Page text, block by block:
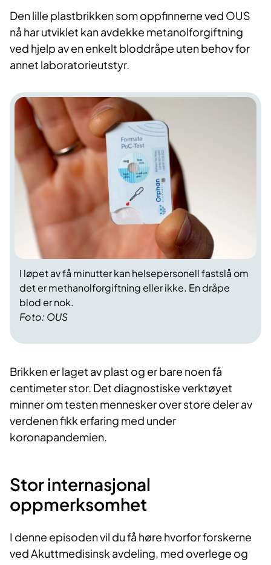
Den lille plastbrikken som oppfinnerne ved OUS
nå har utviklet kan avdekke metanolforgiftning
ved hjelp av en enkelt bloddråpe uten behov for
annet laboratorieutstyr.
Foto: OUS
I løpet av få minutter kan helsepersonell fastslå om
det er methanolforgiftning eller ikke. En dråpe
blod er nok.
Brikken er laget av plast og er bare noen få
centimeter stor. Det diagnostiske verktøyet
minner om testen mennesker over store deler av
verdenen fikk erfaring med under
koronapandemien.
Stor internasjonal
oppmerksomhet
I denne episoden vil du få høre hvorfor forskerne
ved Akuttmedisinsk avdeling, med overlege og